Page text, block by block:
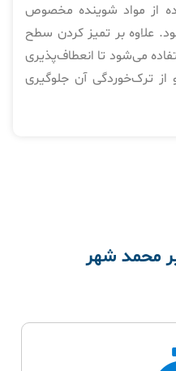
از مواد شوینده مخصوص
علاوه بر تمیز کردن سطح
می‌شود تا انعطاف‌پذیری
ترک‌خوردگی آن جلوگیری
محمد شهر